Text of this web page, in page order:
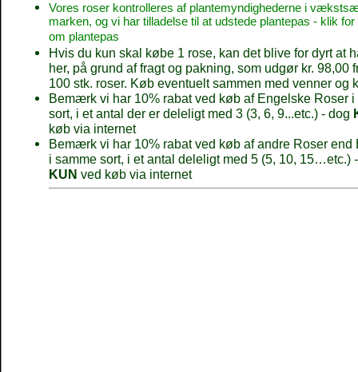
Vores roser kontrolleres af plantemyndighederne i
marken, og vi har tilladelse til at udstede plantepas - klik
om plantepas
Hvis du kun skal købe 1 rose, kan det blive for dyrt at
her, på grund af fragt og pakning, som udgør kr. 98,00
100 stk. roser. Køb eventuelt sammen med venner og
Bemærk vi har 10% rabat ved køb af Engelske Roser i
sort, i et antal der er deleligt med 3 (3, 6, 9...etc.) - dog
køb via internet
Bemærk vi har 10% rabat ved køb af andre Roser end
i samme sort, i et antal deleligt med 5 (5, 10, 15…etc.)
KUN ved køb via internet